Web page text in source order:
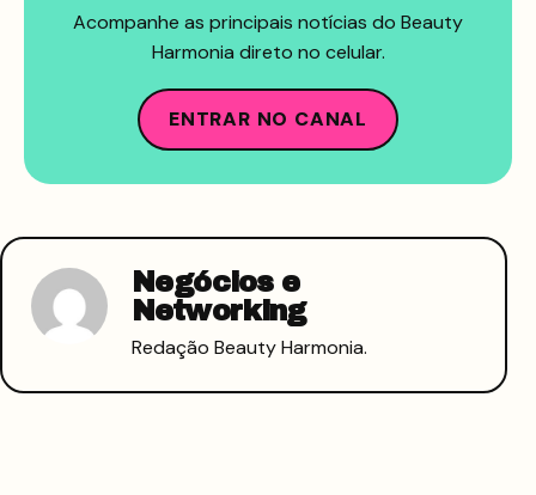
Acompanhe as principais notícias do Beauty
Harmonia direto no celular.
ENTRAR NO CANAL
Negócios e
Networking
Redação Beauty Harmonia.